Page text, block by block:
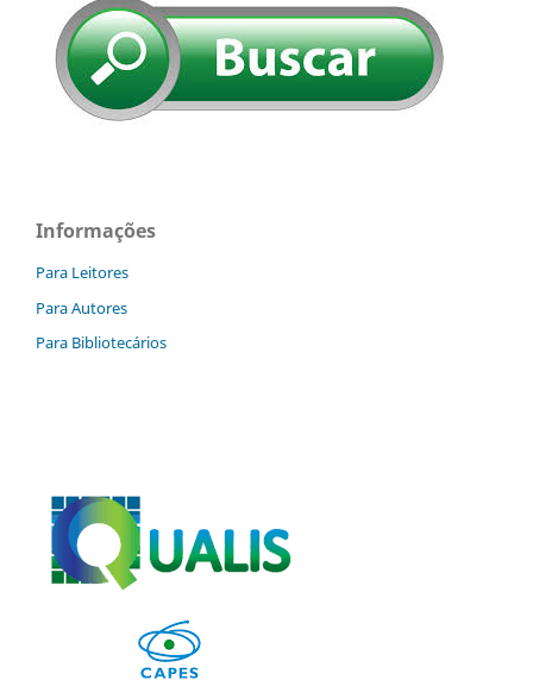
Informações
Para Leitores
Para Autores
Para Bibliotecários